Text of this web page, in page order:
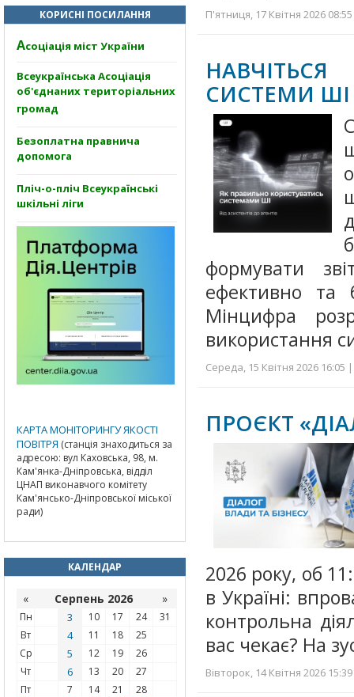
КОРИСНІ ПОСИЛАННЯ
Асоціація міст України
Всеукраїнська Асоціація
об'єднаних територіальних
громад
Безоплатна правнича
допомога
Пліч-о-пліч Всеукраїнські
шкільні ліги
КАРТА МОНІТОРИНГУ ЯКОСТІ
ПОВІТРЯ (станція знаходиться за
адресою: вул Каховська, 98, м.
Кам'янка-Дніпровська, відділ
ЦНАП виконавчого комітету
Кам'янсько-Дніпровської міської
ради)
КАЛЕНДАР
« Серпень 2026 »
Пн 3 10 17 24
31
Вт
4 11 18
25
Ср
5 12 19
26
Чт
6 13 20
27
Пт
7 14 21
28
П'ятниця, 17 Квітня 2026
СИСТЕМИ ШІ
формувати
ефективно та
Мінцифра
використання
Середа, 15 Квітня 2026 16:05
ПРОЄКТ
2026 року, об
в Україні:
контрольна
вас чекає? На
Вівторок, 14 Квітня 2026